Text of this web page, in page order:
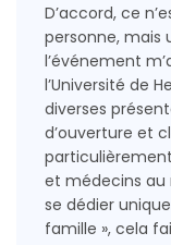
D’accord, ce
personne, mais
l’événement
l’Université de
diverses
d’ouverture et
et médecins au
se dédier
famille », cela